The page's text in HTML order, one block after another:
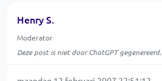
Henry S.
Moderator
Deze post is niet door ChatGPT gegenereerd.